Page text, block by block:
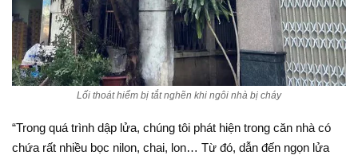
Lối thoát hiểm bị tắt nghẽn khi ngôi nhà bị cháy
“Trong quá trình dập lửa, chúng tôi phát hiện trong căn nhà có
chứa rất nhiều bọc nilon, chai, lon… Từ đó, dẫn đến ngọn lửa